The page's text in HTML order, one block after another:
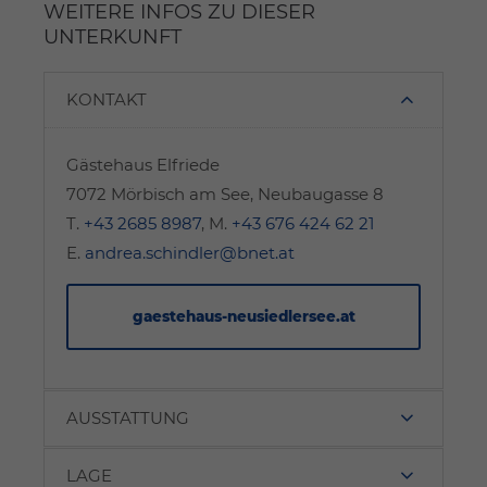
WEITERE INFOS ZU DIESER
UNTERKUNFT
KONTAKT
Gästehaus Elfriede
7072 Mörbisch am See, Neubaugasse 8
T. +43 2685 8987, M. +43 676 424 62 21
E. andrea.schindler@bnet.at
gaestehaus-neusiedlersee.at
AUSSTATTUNG
LAGE